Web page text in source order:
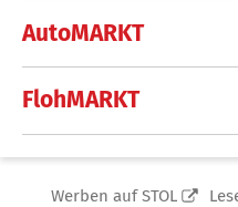
AutoMARKT
FlohMARKT
Werben auf STOL